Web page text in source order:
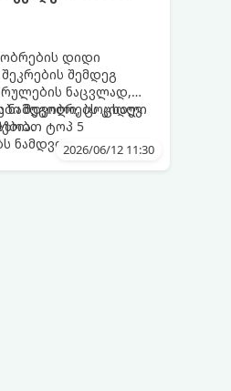
დიდი
შემდეგ
ნაცვლად,
ნამდვილი, ცოცხალი
მეგობრებს კიდევ
ტოპ 5
ნამდვილ2026/06/12 11:30